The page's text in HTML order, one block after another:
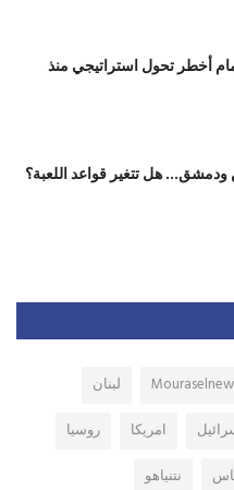
أخطر تحول استراتيجي منذ
ودمشق... هل تتغير قواعد اللعبة؟
لبنان
امريكا
روسيا
نتنياهو